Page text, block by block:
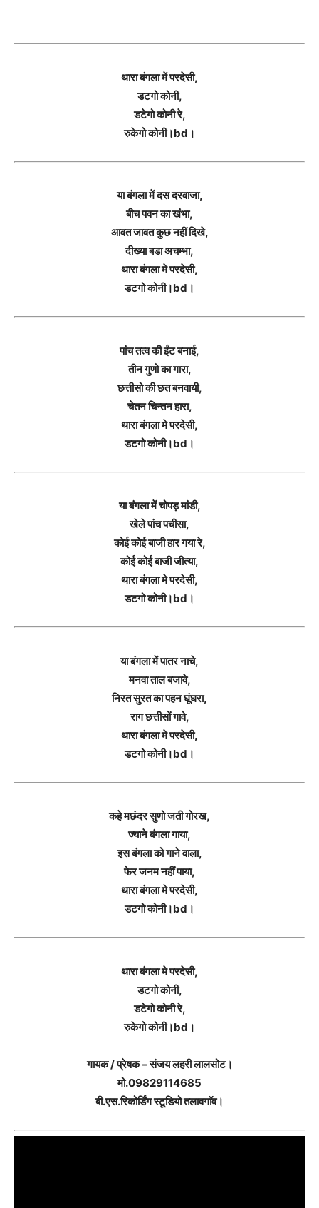
थारा बंगला में परदेसी,
डटगो कोनी,
डटेगो कोनी रे,
रुकेगो कोनी।bd।
या बंगला में दस दरवाजा,
बीच पवन का खंभा,
आवत जावत कुछ नहीं दिखे,
दीख्या बडा अचम्भा,
थारा बंगला मे परदेसी,
डटगो कोनी।bd।
पांच तत्व की ईंट बनाई,
तीन गुणो का गारा,
छत्तीसो की छत बनवायी,
चेतन चिन्तन हारा,
थारा बंगला मे परदेसी,
डटगो कोनी।bd।
या बंगला में चोपड़ मांडी,
खेले पांच पचीसा,
कोई कोई बाजी हार गया रे,
कोई कोई बाजी जीत्या,
थारा बंगला मे परदेसी,
डटगो कोनी।bd।
या बंगला में पातर नाचे,
मनवा ताल बजावे,
निरत सुरत का पहन घूंघरा,
राग छत्तीसों गावे,
थारा बंगला मे परदेसी,
डटगो कोनी।bd।
कहे मछंदर सुणो जती गोरख,
ज्याने बंगला गाया,
इस बंगला को गाने वाला,
फेर जनम नहीं पाया,
थारा बंगला मे परदेसी,
डटगो कोनी।bd।
थारा बंगला मे परदेसी,
डटगो कोनी,
डटेगो कोनी रे,
रुकेगो कोनी।bd।
गायक / प्रेषक – संजय लहरी लालसोट।
मो.09829114685
बी.एस.रिकोर्डिंग स्टूडियो तलावगाॅव।